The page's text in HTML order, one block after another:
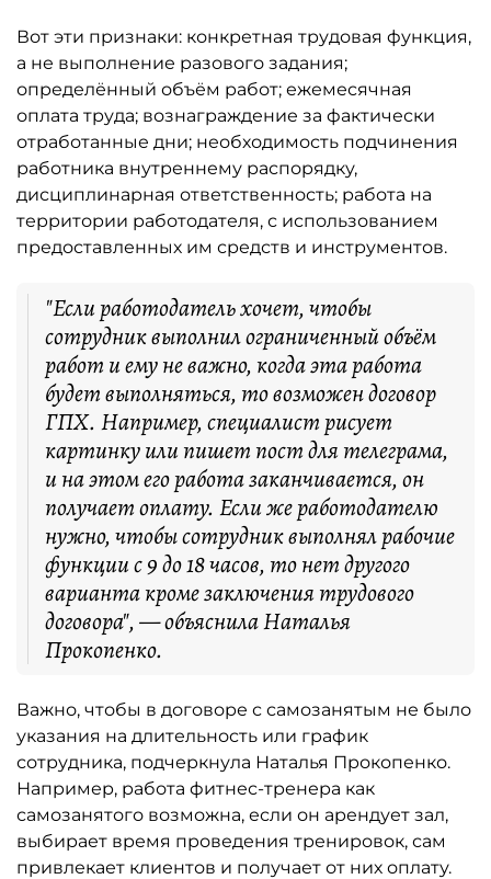
Вот эти признаки: конкретная трудовая функция,
а не выполнение разового задания;
определённый объём работ; ежемесячная
оплата труда; вознаграждение за фактически
отработанные дни; необходимость подчинения
работника внутреннему распорядку,
дисциплинарная ответственность; работа на
территории работодателя, с использованием
предоставленных им средств и инструментов.
"Если работодатель хочет, чтобы
сотрудник выполнил ограниченный объём
работ и ему не важно, когда эта работа
будет выполняться, то возможен договор
ГПХ. Например, специалист рисует
картинку или пишет пост для телеграма,
и на этом его работа заканчивается, он
получает оплату. Если же работодателю
нужно, чтобы сотрудник выполнял рабочие
функции с 9 до 18 часов, то нет другого
варианта кроме заключения трудового
договора", — объяснила Наталья
Прокопенко.
Важно, чтобы в договоре с самозанятым не было
указания на длительность или график
сотрудника, подчеркнула Наталья Прокопенко.
Например, работа фитнес-тренера как
самозанятого возможна, если он арендует зал,
выбирает время проведения тренировок, сам
привлекает клиентов и получает от них оплату.